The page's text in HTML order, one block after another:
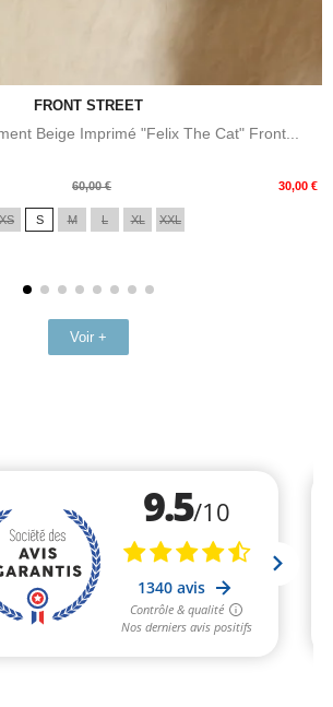
FRONT STREET
Beige Imprimé "Felix The Cat" Front...
60,00 € 30,00 €
XS S M L XL XXL
Voir +